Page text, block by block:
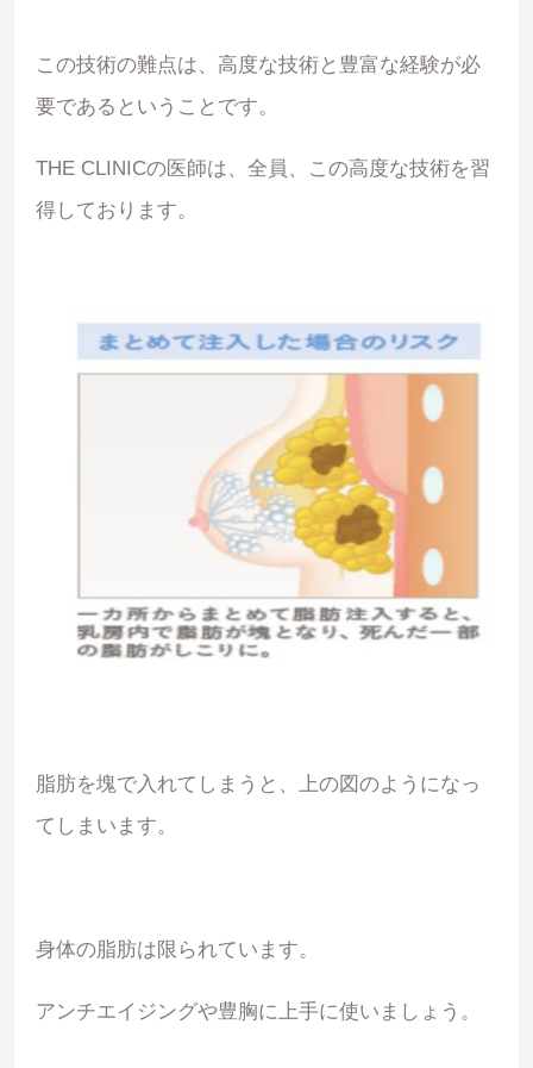
この技術の難点は、高度な技術と豊富な経験が必
要であるということです。
THE CLINICの医師は、全員、この高度な技術を習
得しております。
脂肪を塊で入れてしまうと、上の図のようになっ
てしまいます。
身体の脂肪は限られています。
アンチエイジングや豊胸に上手に使いましょう。